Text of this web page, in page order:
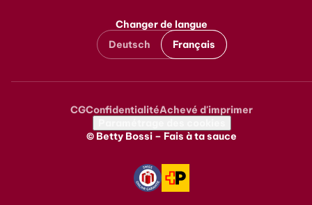
Changer de langue
Deutsch
Français
Metanavigation
CGConfidentialitéAchevé d'imprimer
© Betty Bossi – Fais à ta sauce